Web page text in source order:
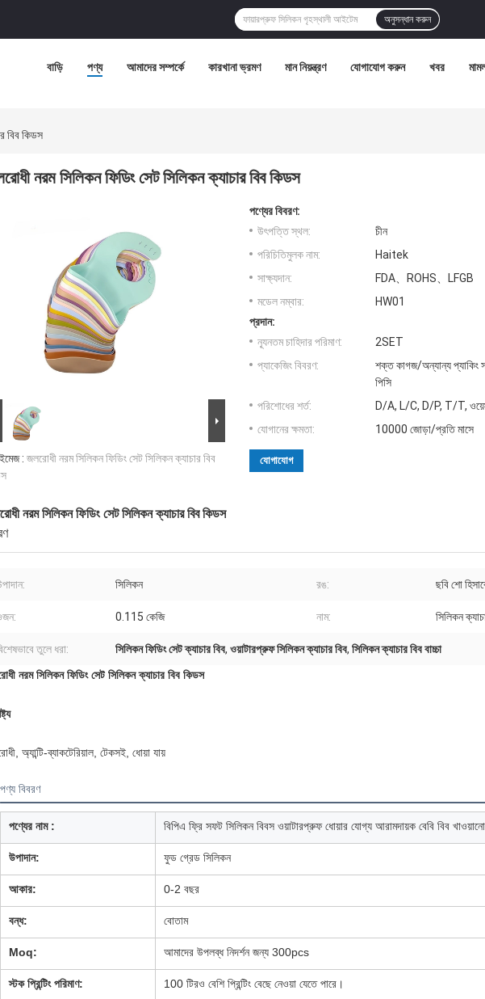
অনুসন্ধান করুন
বাড়ি পণ্য আমাদের সম্পর্কে কারখানা ভ্রমণ মান নিয়ন্ত্রণ যোগাযোগ করুন খবর
বিব কিডস
নরম সিলিকন ফিডিং সেট সিলিকন ক্যাচার বিব কিডস
: জলরোধী নরম সিলিকন ফিডিং সেট সিলিকন ক্যাচার বিব
পণ্যের বিবরণ:
উৎপত্তি স্থল:
চীন
পরিচিতিমুলক নাম:
Haitek
সাক্ষ্যদান:
FDA、ROHS、LFGB
মডেল নম্বার:
HW01
প্রদান:
ন্যূনতম চাহিদার পরিমাণ:
2SET
প্যাকেজিং বিবরণ:
শক্ত কাগজ/অন্যান্য প্যাকিং
পিসি
পরিশোধের শর্ত:
D/A, L/C, D/P, T/T,
যোগানের ক্ষমতা:
10000 জোড়া/প্রতি মাসে
যোগাযোগ
নরম সিলিকন ফিডিং সেট সিলিকন ক্যাচার বিব কিডস
সিলিকন রঙ: ছবি শো
0.115 কেজি নাম: সিলিকন
তুলে ধরা: সিলিকন ফিডিং সেট ক্যাচার বিব, ওয়াটারপ্রুফ সিলিকন ক্যাচার বিব, সিলিকন ক্যাচার বিব বাচ্চা
নরম সিলিকন ফিডিং সেট সিলিকন ক্যাচার বিব কিডস
অ্যান্টি-ব্যাকটেরিয়াল, টেকসই, ধোয়া যায়
পণ্য বিবরণ
পণ্যের নাম : বিপিএ ফ্রি সফট সিলিকন বিবস ওয়াটারপ্রুফ ধোয়ার যোগ্য আরামদায়ক বেবি বিব
উপাদান: ফুড গ্রেড সিলিকন
আকার: 0-2 বছর
বন্ধ: বোতাম
Moq: আমাদের উপলব্ধ নিদর্শন জন্য 300pcs
স্টক প্রিন্টিং পরিমাণ: 100 টিরও বেশি প্রিন্টিং বেছে নেওয়া যেতে পারে।